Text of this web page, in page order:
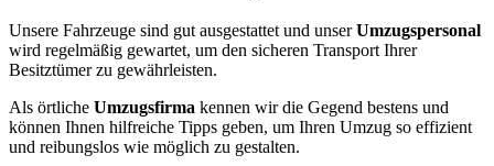
Unsere Fahrzeuge sind gut ausgestattet und unserUmzugspersonal
wird regelmäßig gewartet, um den sicheren Transport Ihrer
Besitztümer zu gewährleisten.
Als örtliche Umzugsfirma kennen wir die Gegend bestens und
können Ihnen hilfreiche Tipps geben, um Ihren Umzug so effizient
und reibungslos wie möglich zu gestalten.